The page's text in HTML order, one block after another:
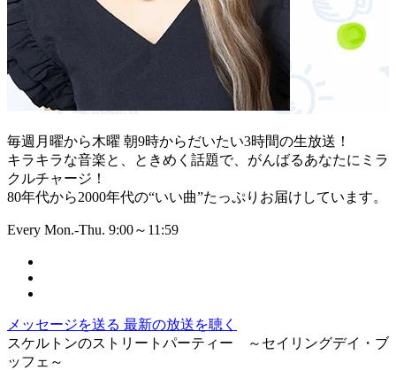
毎週月曜から木曜 朝9時からだいたい3時間の生放送！
キラキラな音楽と、ときめく話題で、がんばるあなたにミラ
クルチャージ！
80年代から2000年代の“いい曲”たっぷりお届けしています。
Every Mon.-Thu. 9:00～11:59
メッセージを送る 最新の放送を聴く
スケルトンのストリートパーティー ～セイリングデイ・ブ
ッフェ～